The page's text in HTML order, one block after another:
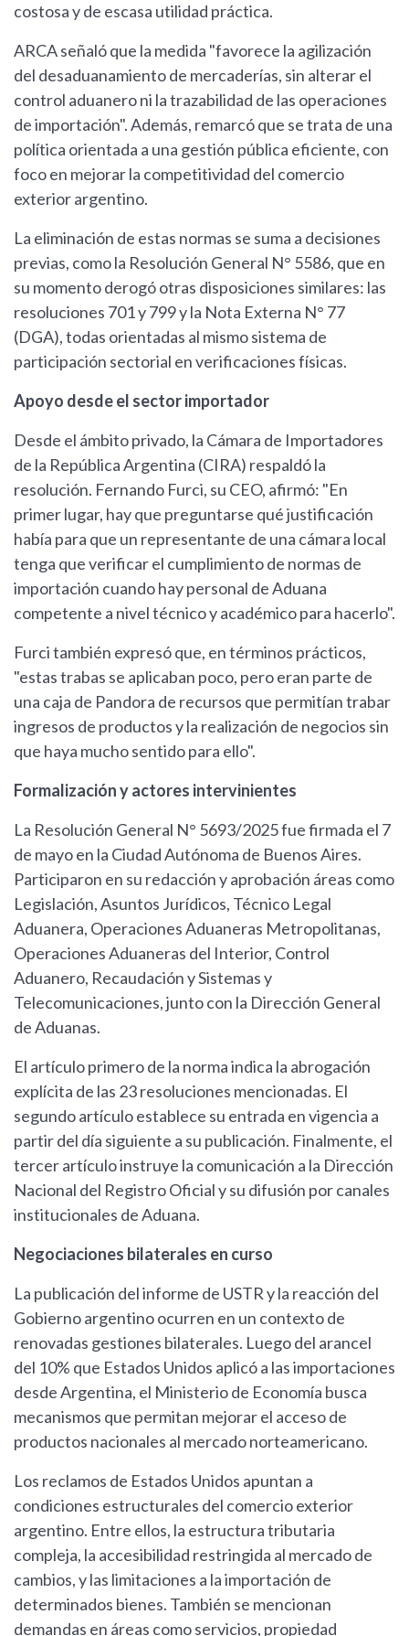
costosa y de escasa utilidad práctica.
ARCA señaló que la medida "favorece la agilización
del desaduanamiento de mercaderías, sin alterar el
control aduanero ni la trazabilidad de las operaciones
de importación". Además, remarcó que se trata de una
política orientada a una gestión pública eficiente, con
foco en mejorar la competitividad del comercio
exterior argentino.
La eliminación de estas normas se suma a decisiones
previas, como la Resolución General N° 5586, que en
su momento derogó otras disposiciones similares: las
resoluciones 701 y 799 y la Nota Externa N° 77
(DGA), todas orientadas al mismo sistema de
participación sectorial en verificaciones físicas.
Apoyo desde el sector importador
Desde el ámbito privado, la Cámara de Importadores
de la República Argentina (CIRA) respaldó la
resolución. Fernando Furci, su CEO, afirmó: "En
primer lugar, hay que preguntarse qué justificación
había para que un representante de una cámara local
tenga que verificar el cumplimiento de normas de
importación cuando hay personal de Aduana
competente a nivel técnico y académico para hacerlo".
Furci también expresó que, en términos prácticos,
"estas trabas se aplicaban poco, pero eran parte de
una caja de Pandora de recursos que permitían trabar
ingresos de productos y la realización de negocios sin
que haya mucho sentido para ello".
Formalización y actores intervinientes
La Resolución General N° 5693/2025 fue firmada el 7
de mayo en la Ciudad Autónoma de Buenos Aires.
Participaron en su redacción y aprobación áreas como
Legislación, Asuntos Jurídicos, Técnico Legal
Aduanera, Operaciones Aduaneras Metropolitanas,
Operaciones Aduaneras del Interior, Control
Aduanero, Recaudación y Sistemas y
Telecomunicaciones, junto con la Dirección General
de Aduanas.
El artículo primero de la norma indica la abrogación
explícita de las 23 resoluciones mencionadas. El
segundo artículo establece su entrada en vigencia a
partir del día siguiente a su publicación. Finalmente, el
tercer artículo instruye la comunicación a la Dirección
Nacional del Registro Oficial y su difusión por canales
institucionales de Aduana.
Negociaciones bilaterales en curso
La publicación del informe de USTR y la reacción del
Gobierno argentino ocurren en un contexto de
renovadas gestiones bilaterales. Luego del arancel
del 10% que Estados Unidos aplicó a las importaciones
desde Argentina, el Ministerio de Economía busca
mecanismos que permitan mejorar el acceso de
productos nacionales al mercado norteamericano.
Los reclamos de Estados Unidos apuntan a
condiciones estructurales del comercio exterior
argentino. Entre ellos, la estructura tributaria
compleja, la accesibilidad restringida al mercado de
cambios, y las limitaciones a la importación de
determinados bienes. También se mencionan
demandas en áreas como servicios, propiedad